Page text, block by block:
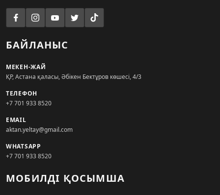
БАЙЛАНЫС
МЕКЕН-ЖАЙ
ҚР, Астана қаласы, Әбікен Бектұров көшесі, 4/3
ТЕЛЕФОН
+7 701 933 8520
EMAIL
aktan.yeltay@gmail.com
WHATSAPP
+7 701 933 8520
МОБИЛДІ ҚОСЫМША